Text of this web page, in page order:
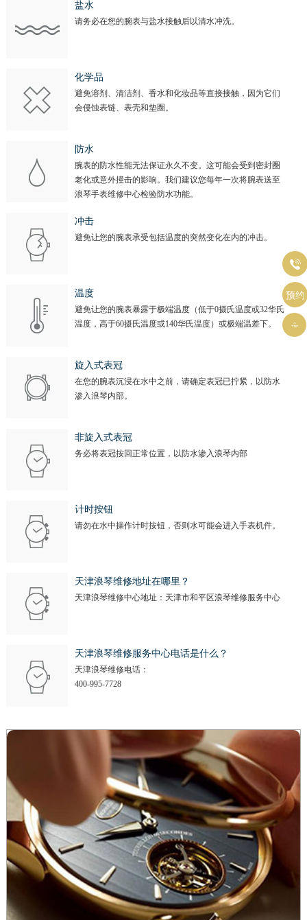
盐水
请务必在您的腕表与盐水接触后以清水冲洗。
化学品
避免溶剂、清洁剂、香水和化妆品等直接接触，因为它们
会侵蚀表链、表壳和垫圈。
防水
腕表的防水性能无法保证永久不变。这可能会受到密封圈
老化或意外撞击的影响。我们建议您每年一次将腕表送至
浪琴手表维修中心检验防水功能。
冲击
避免让您的腕表承受包括温度的突然变化在内的冲击。
温度
避免让您的腕表暴露于极端温度（低于0摄氏温度或32华氏
温度，高于60摄氏温度或140华氏温度）或极端温差下。
旋入式表冠
在您的腕表沉浸在水中之前，请确定表冠已拧紧，以防水
渗入浪琴内部。
非旋入式表冠
务必将表冠按回正常位置，以防水渗入浪琴内部
计时按钮
请勿在水中操作计时按钮，否则水可能会进入手表机件。
天津浪琴维修地址在哪里？
天津浪琴维修中心地址：天津市和平区浪琴维修服务中心
天津浪琴维修服务中心电话是什么？
天津浪琴维修电话：
400-995-7728

预约
